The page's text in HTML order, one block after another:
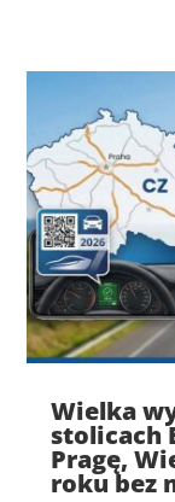
Wielka
stolicach
Pragę,
roku bez